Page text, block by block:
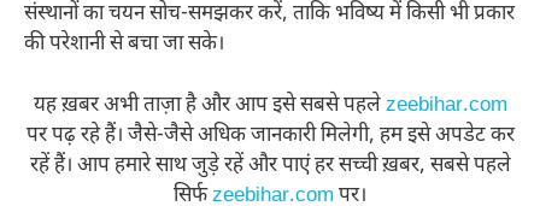
संस्थानों का चयन सोच-समझकर करें, ताकि भविष्य में किसी भी प्रकार
की परेशानी से बचा जा सके।
यह ख़बर अभी ताज़ा है और आप इसे सबसे पहलेzeebihar.com
पर पढ़ रहे हैं। जैसे-जैसे अधिक जानकारी मिलेगी, हम इसे अपडेट कर
रहें हैं। आप हमारे साथ जुड़े रहें और पाएं हर सच्ची ख़बर, सबसे पहले
सिर्फzeebihar.com पर।